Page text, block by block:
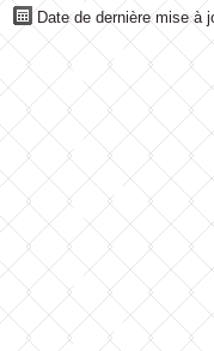
Date de dernière mise à